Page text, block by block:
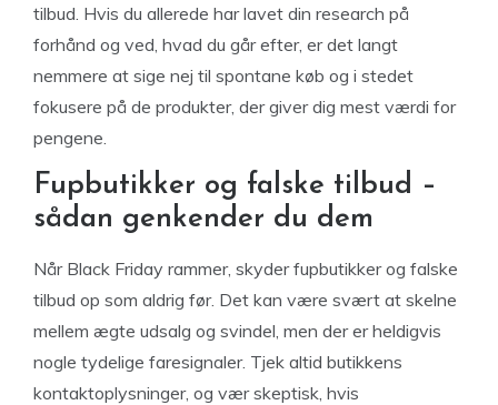
tilbud. Hvis du allerede har lavet din research på
forhånd og ved, hvad du går efter, er det langt
nemmere at sige nej til spontane køb og i stedet
fokusere på de produkter, der giver dig mest værdi for
pengene.
Fupbutikker og falske tilbud –
sådan genkender du dem
Når Black Friday rammer, skyder fupbutikker og falske
tilbud op som aldrig før. Det kan være svært at skelne
mellem ægte udsalg og svindel, men der er heldigvis
nogle tydelige faresignaler. Tjek altid butikkens
kontaktoplysninger, og vær skeptisk, hvis